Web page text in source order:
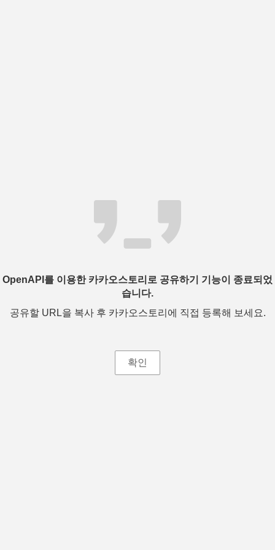
OpenAPI를 이용한 카카오스토리로 공유하기 기능이 종료되었
습니다.
공유할 URL을 복사 후 카카오스토리에 직접 등록해 보세요.
확인